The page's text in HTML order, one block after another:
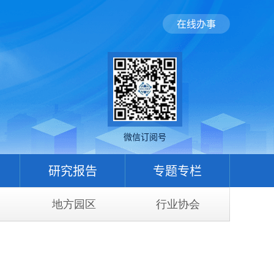
在线办事
微信订阅号
研究报告 专题专栏
地方园区 行业协会